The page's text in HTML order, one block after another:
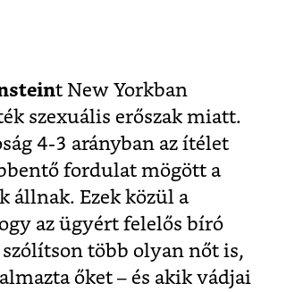
t New Yorkban
szexuális erőszak miatt.
4-3 arányban az ítélet
fordulat mögött a
állnak. Ezek közül a
az ügyért felelős bíró
több olyan nőt is,
őket – és akik vádjai